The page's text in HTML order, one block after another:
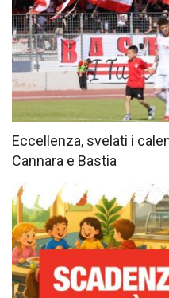
Eccellenza, svelati i
Cannara e Bastia